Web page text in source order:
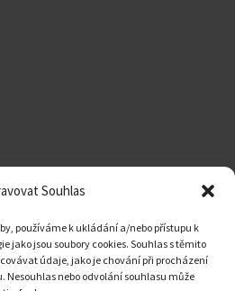
Souhlas
používáme k ukládání a/nebo přístupu k
jako jsou soubory cookies. Souhlas s těmito
údaje, jako je chování při procházení
Nesouhlas nebo odvolání souhlasu může